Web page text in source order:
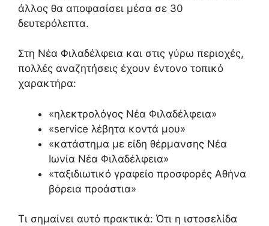
άλλος θα αποφασίσει μέσα σε 30
δευτερόλεπτα.
Στη Νέα Φιλαδέλφεια και στις γύρω περιοχές,
πολλές αναζητήσεις έχουν έντονο τοπικό
χαρακτήρα:
«ηλεκτρολόγος Νέα Φιλαδέλφεια»
«service λέβητα κοντά μου»
«κατάστημα με είδη θέρμανσης Νέα
Ιωνία Νέα Φιλαδέλφεια»
«ταξιδιωτικό γραφείο προσφορές Αθήνα
βόρεια προάστια»
Τι σημαίνει αυτό πρακτικά: Ότι η ιστοσελίδα